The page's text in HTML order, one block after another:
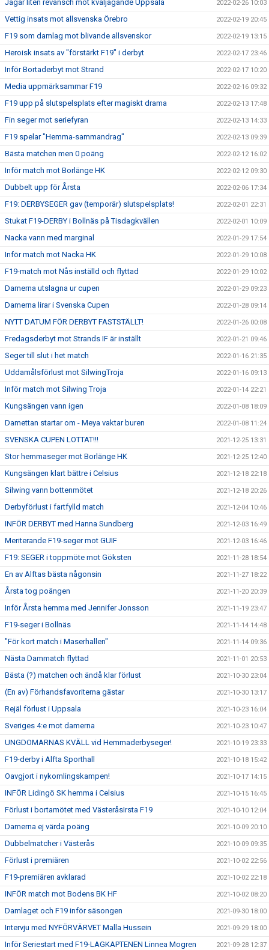
Jagar liten revansch mot kvaljagande Uppsala 2022-02-26 10:03
Vettig insats mot allsvenska Örebro 2022-02-19 20:45
F19 som damlag mot blivande allsvenskor 2022-02-19 13:15
Heroisk insats av "förstärkt F19" i derbyt 2022-02-17 23:46
Inför Bortaderbyt mot Strand 2022-02-17 10:20
Media uppmärksammar F19 2022-02-16 09:32
F19 upp på slutspelsplats efter magiskt drama 2022-02-13 17:48
Fin seger mot seriefyran 2022-02-13 14:33
F19 spelar "Hemma-sammandrag" 2022-02-13 09:39
Bästa matchen men 0 poäng 2022-02-12 16:02
Inför match mot Borlänge HK 2022-02-12 09:30
Dubbelt upp för Årsta 2022-02-06 17:34
F19: DERBYSEGER gav (temporär) slutspelsplats! 2022-02-01 22:31
Stukat F19-DERBY i Bollnäs på Tisdagkvällen 2022-02-01 10:09
Nacka vann med marginal 2022-01-29 17:54
Inför match mot Nacka HK 2022-01-29 10:08
F19-match mot Nås inställd och flyttad 2022-01-29 10:02
Damerna utslagna ur cupen 2022-01-29 09:23
Damerna lirar i Svenska Cupen 2022-01-28 09:14
NYTT DATUM FÖR DERBYT FASTSTÄLLT! 2022-01-26 00:08
Fredagsderbyt mot Strands IF är inställt 2022-01-21 09:46
Seger till slut i het match 2022-01-16 21:35
Uddamålsförlust mot SilwingTroja 2022-01-16 09:13
Inför match mot Silwing Troja 2022-01-14 22:21
Kungsängen vann igen 2022-01-08 18:09
Damettan startar om - Meya vaktar buren 2022-01-08 11:24
SVENSKA CUPEN LOTTAT!!! 2021-12-25 13:31
Stor hemmaseger mot Borlänge HK 2021-12-25 12:40
Kungsängen klart bättre i Celsius 2021-12-18 22:18
Silwing vann bottenmötet 2021-12-18 20:26
Derbyförlust i fartfylld match 2021-12-04 10:46
INFÖR DERBYT med Hanna Sundberg 2021-12-03 16:49
Meriterande F19-seger mot GUIF 2021-12-03 16:46
F19: SEGER i toppmöte mot Göksten 2021-11-28 18:54
En av Alftas bästa någonsin 2021-11-27 18:22
Årsta tog poängen 2021-11-20 20:39
Inför Årsta hemma med Jennifer Jonsson 2021-11-19 23:47
F19-seger i Bollnäs 2021-11-14 14:48
"För kort match i Maserhallen" 2021-11-14 09:36
Nästa Dammatch flyttad 2021-11-01 20:53
Bästa (?) matchen och ändå klar förlust 2021-10-30 23:04
(En av) Förhandsfavoriterna gästar 2021-10-30 13:17
Rejäl förlust i Uppsala 2021-10-23 16:04
Sveriges 4:e mot damerna 2021-10-23 10:47
UNGDOMARNAS KVÄLL vid Hemmaderbyseger! 2021-10-19 23:33
F19-derby i Alfta Sporthall 2021-10-18 15:42
Oavgjort i nykomlingskampen! 2021-10-17 14:15
INFÖR Lidingö SK hemma i Celsius 2021-10-15 16:45
Förlust i bortamötet med VästeråsIrsta F19 2021-10-10 12:04
Damerna ej värda poäng 2021-10-09 20:10
Dubbelmatcher i Västerås 2021-10-09 09:35
Förlust i premiären 2021-10-02 22:56
F19-premiären avklarad 2021-10-02 22:18
INFÖR match mot Bodens BK HF 2021-10-02 08:20
Damlaget och F19 inför säsongen 2021-09-30 18:00
Intervju med NYFÖRVÄRVET Malla Hussein 2021-09-29 18:00
Inför Seriestart med F19-LAGKAPTENEN Linnea Mogren 2021-09-28 12:37